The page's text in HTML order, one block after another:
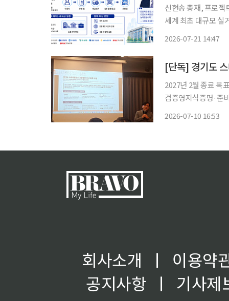
신현송 총재, 프로젝
세계 최초 대규모 실
2026-07-21 14:47
[단독] 경기도
2027년 2월 종료 목
검증영지식증명·준
2026-07-10 16:53
회사소개 ㅣ
이용약
공지사항
ㅣ
기사제